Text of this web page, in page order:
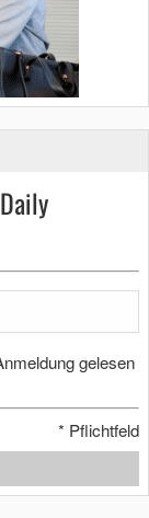
gelesen
* Pflichtfeld